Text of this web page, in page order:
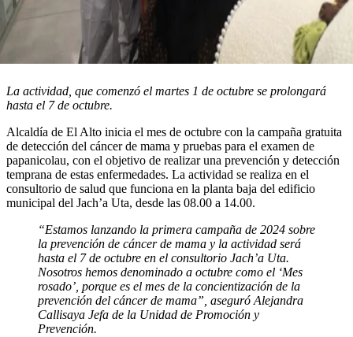
La actividad, que comenzó el martes 1 de octubre se prolongará
hasta el 7 de octubre.
Alcaldía de El Alto inicia el mes de octubre con la campaña gratuita
de detección del cáncer de mama y pruebas para el examen de
papanicolau, con el objetivo de realizar una prevención y detección
temprana de estas enfermedades. La actividad se realiza en el
consultorio de salud que funciona en la planta baja del edificio
municipal del Jach’a Uta, desde las 08.00 a 14.00.
“Estamos lanzando la primera campaña de 2024 sobre
la prevención de cáncer de mama y la actividad será
hasta el 7 de octubre en el consultorio Jach’a Uta.
Nosotros hemos denominado a octubre como el ‘Mes
rosado’, porque es el mes de la concientización de la
prevención del cáncer de mama”, aseguró Alejandra
Callisaya Jefa de la Unidad de Promoción y
Prevención.